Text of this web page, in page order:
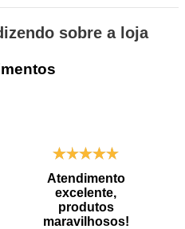
sobre a loja
Atendimento
excelente,
produtos
maravilhosos!